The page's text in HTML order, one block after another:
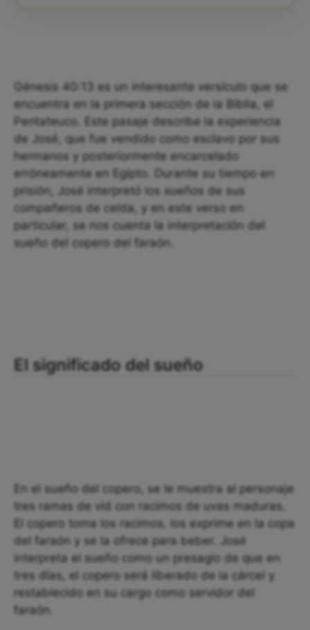
Génesis 40:13 es un interesante versículo que se
encuentra en la primera sección de la Biblia, el
Pentateuco. Este pasaje describe la experiencia
de José, que fue vendido como esclavo por sus
hermanos y posteriormente encarcelado
erróneamente en Egipto. Durante su tiempo en
prisión, José interpretó los sueños de sus
compañeros de celda, y en este verso en
particular, se nos cuenta la interpretación del
sueño del copero del faraón.
El significado del sueño
En el sueño del copero, se le muestra al personaje
tres ramas de vid con racimos de uvas maduras.
El copero toma los racimos, los exprime en la copa
del faraón y se la ofrece para beber. José
interpreta el sueño como un presagio de que en
tres días, el copero será liberado de la cárcel y
restablecido en su cargo como servidor del
faraón.